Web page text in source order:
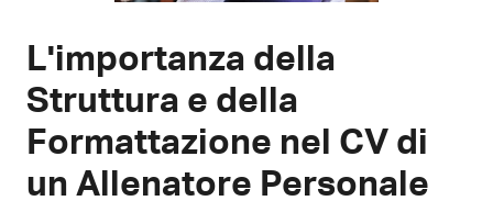
L'importanza della
Struttura e della
Formattazione nel CV di
un Allenatore Personale